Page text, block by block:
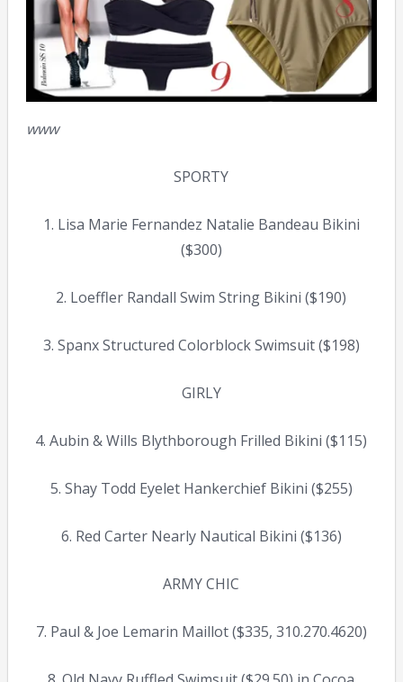
www
SPORTY
1. Lisa Marie Fernandez Natalie Bandeau Bikini
($300)
2. Loeffler Randall Swim String Bikini ($190)
3. Spanx Structured Colorblock Swimsuit ($198)
GIRLY
4. Aubin & Wills Blythborough Frilled Bikini ($115)
5. Shay Todd Eyelet Hankerchief Bikini ($255)
6. Red Carter Nearly Nautical Bikini ($136)
ARMY CHIC
7. Paul & Joe Lemarin Maillot ($335, 310.270.4620)